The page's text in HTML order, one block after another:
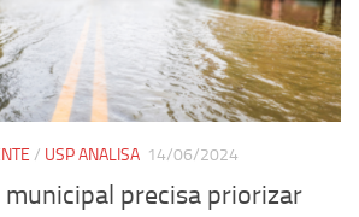
/ USP ANALISA 14/06/2024
precisa priorizar